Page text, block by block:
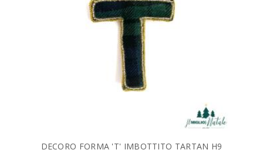
DECORO FORMA 'T' IMBOTTITO TARTAN H9